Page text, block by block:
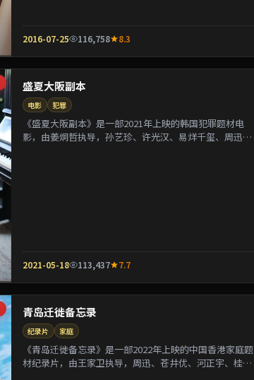
2016-07-25 116,758 8.3
盛夏大阪副本
电影 犯罪
《盛夏大阪副本》是一部2021年上映的韩国犯罪题材电
影，由姜炯哲执导，孙艺珍、许光汉、易烊千玺、周迅等
2021-05-18 113,437 7.7
青岛迁徙备忘录
纪录片 家庭
《青岛迁徙备忘录》是一部2022年上映的中国香港家庭题
材纪录片，由王家卫执导，周迅、苍井优、河正宇、桂纶